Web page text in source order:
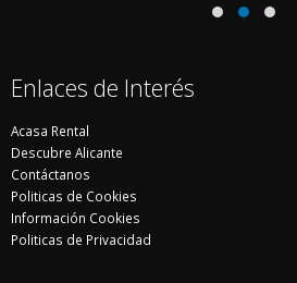
Enlaces de Interés
Acasa Rental
Descubre Alicante
Contáctanos
Politicas de Cookies
Información Cookies
Politicas de Privacidad